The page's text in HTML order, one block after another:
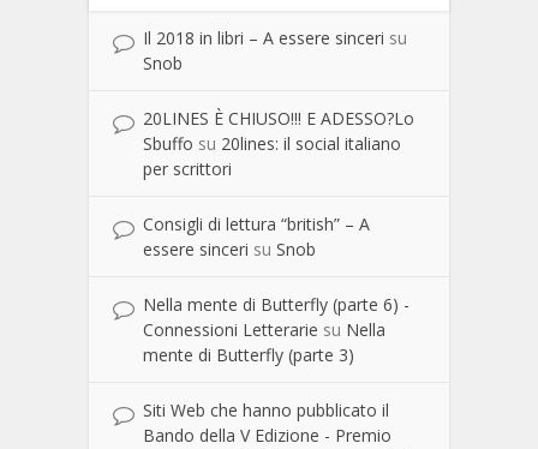
Il 2018 in libri – A essere sinceri su
Snob
20LINES È CHIUSO!!! E ADESSO?Lo
Sbuffo su 20lines: il social italiano
per scrittori
Consigli di lettura “british” – A
essere sinceri su Snob
Nella mente di Butterfly (parte 6) -
Connessioni Letterarie su Nella
mente di Butterfly (parte 3)
Siti Web che hanno pubblicato il
Bando della V Edizione - Premio